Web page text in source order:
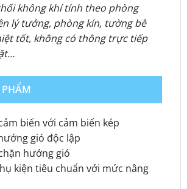
không khí tính theo phòng
lý tưởng, phòng kín, tường bê
tốt, không có thông trực tiếp
biến với cảm biến kép
gió độc lập
hướng gió
kiện tiêu chuẩn với mức nâng